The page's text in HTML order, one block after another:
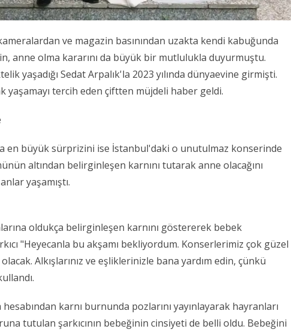
ve magazin basınından uzakta kendi kabuğunda
anne olma kararını da büyük bir mutlulukla duyurmuştu.
yaşadığı Sedat Arpalık'la 2023 yılında dünyaevine girmişti.
yaşamayı tercih eden çiftten müjdeli haber geldi.
en büyük sürprizini ise İstanbul'daki o unutulmaz konserinde
altından belirginleşen karnını tutarak anne olacağını
yaşamıştı.
oldukça belirginleşen karnını göstererek bebek
"Heyecanla bu akşamı bekliyordum. Konserlerimiz çok güzel
Alkışlarınız ve eşliklerinizle bana yardım edin, çünkü
karnı burnunda pozlarını yayınlayarak hayranları
tutulan şarkıcının bebeğinin cinsiyeti de belli oldu. Bebeğini